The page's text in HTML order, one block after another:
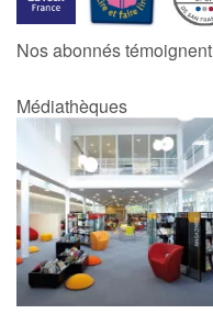
Nos abonnés témoignent
Médiathèques